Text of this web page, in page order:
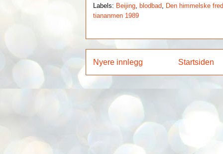
Labels: Beijing ,blodbad Den himmelske
tiananmen 1989
Nyere innlegg Startsiden